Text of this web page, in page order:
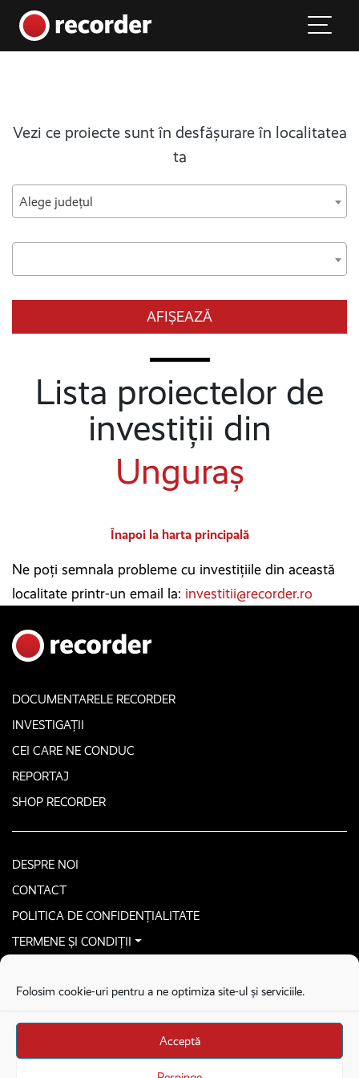
Folosim cookie-uri pentru a ne optimiza site-ul și serviciile.
Acceptă
Main Navigation
Vezi ce proiecte sunt în desfășurare în localitatea
ta
Alege județul
AFIȘEAZĂ
Lista proiectelor de
investiții din
Unguraș
Înapoi la harta principală
Ne poți semnala probleme cu investițiile din această
localitate printr-un email la: investitii@recorder.ro
DOCUMENTARELE RECORDER
INVESTIGAȚII
CEI CARE NE CONDUC
REPORTAJ
SHOP RECORDER
DESPRE NOI
CONTACT
POLITICA DE CONFIDENȚIALITATE
TERMENE ȘI CONDIȚII
Stega creative
Brandul Recorder e operat de Asociația Recorder Community, sub licența SC